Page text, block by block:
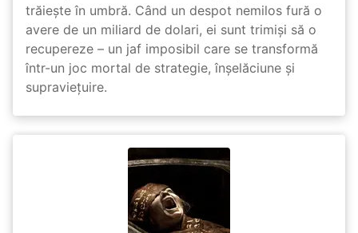
trăiește în umbră. Când un despot nemilos fură o
avere de un miliard de dolari, ei sunt trimiși să o
recupereze – un jaf imposibil care se transformă
într-un joc mortal de strategie, înșelăciune și
supraviețuire.